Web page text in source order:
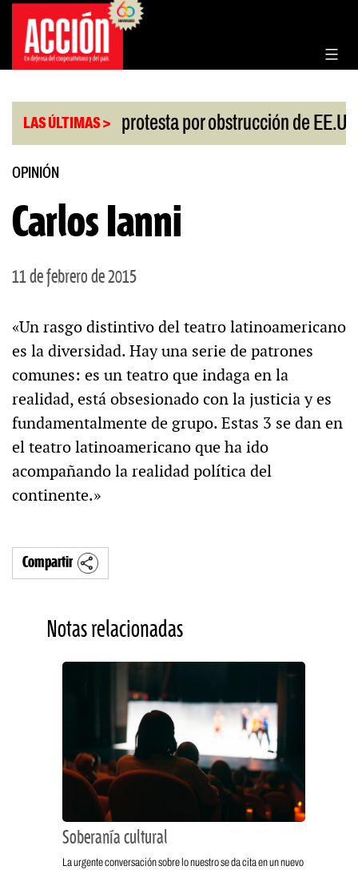
Saltar
contenido
LAS ÚLTIMAS >
| China protesta por obstrucción de EE.UU en
OPINIÓN
Carlos Ianni
11 de febrero de 2015
«Un rasgo distintivo del teatro latinoamericano
es la diversidad. Hay una serie de patrones
comunes: es un teatro que indaga en la
realidad, está obsesionado con la justicia y es
fundamentalmente de grupo. Estas 3 se dan en
el teatro latinoamericano que ha ido
acompañando la realidad política del
continente.»
Compartir
Notas relacionadas
Soberanía cultural
La urgente conversación sobre lo nuestro se da cita en un nuevo